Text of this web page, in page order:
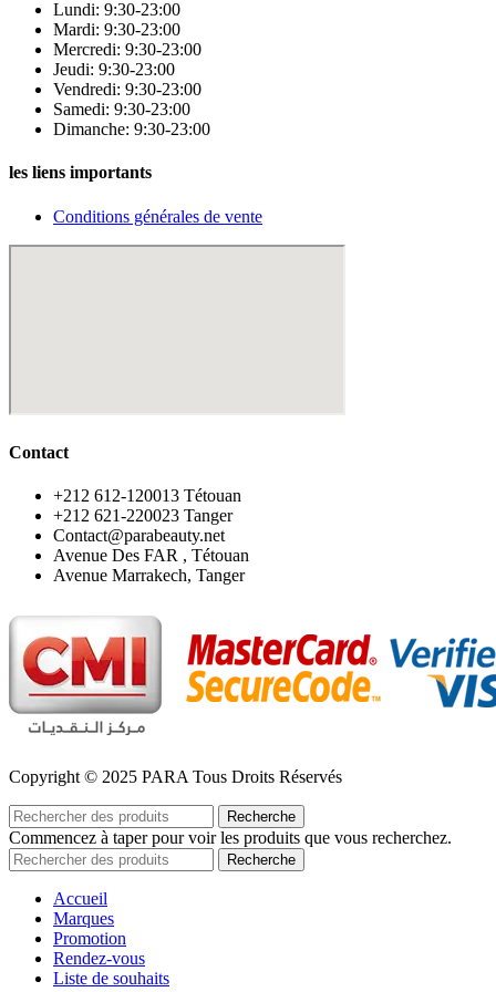
Lundi: 9:30-23:00
Mardi: 9:30-23:00
Mercredi: 9:30-23:00
Jeudi: 9:30-23:00
Vendredi: 9:30-23:00
Samedi: 9:30-23:00
Dimanche: 9:30-23:00
les liens importants
Conditions générales de vente
Contact
‪+212 612-120013 Tétouan
‪+212 621-220023 Tanger
Contact@parabeauty.net
Avenue Des FAR , Tétouan
Avenue Marrakech, Tanger
Copyright © 2025 PARA Tous Droits Réservés
Recherche
Commencez à taper pour voir les produits que vous recherchez.
Recherche
Accueil
Marques
Promotion
Rendez-vous
Liste de souhaits